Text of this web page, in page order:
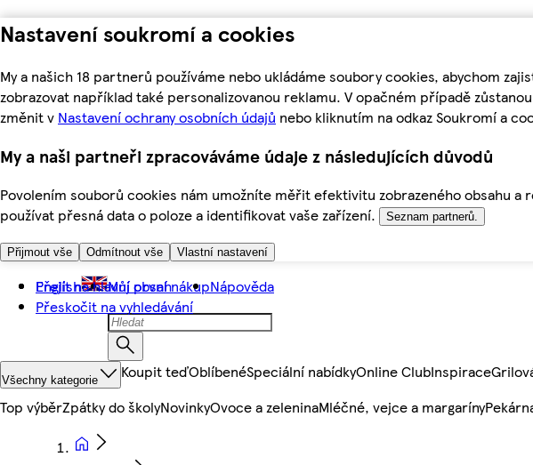
Nastavení soukromí a cookies
My a našich 18 partnerů používáme nebo ukládáme soubory cookies, abychom
zobrazovat například také personalizovanou reklamu. V opačném případě
změnit v Nastavení ochrany osobních údajů nebo kliknutím na odkaz Soukromí a
My a naši partneři zpracováváme údaje z následujících důvodů
Povolením souborů cookies nám umožníte měřit efektivitu zobrazeného obsahu
používat přesná data o poloze a identifikovat vaše zařízení.
Seznam partnerů.
Přijmout vše Odmítnout vše Vlastní nastavení
Přejít na hlavní obsah
Přeskočit na vyhledávání
English Můj první nákupNápověda
Všechny kategorie Koupit teďOblíbenéSpeciální nabídkyOnline ClubInspirace
Top výběrZpátky do školyNovinkyOvoce a zeleninaMléčné, vejce a margaríny